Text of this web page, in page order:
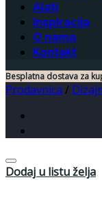
Alati
Inspiracija
O nama
Kontakt
Besplatna dostava za
Prodavnica /
Dodaj u listu želja